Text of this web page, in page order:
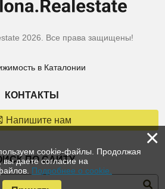
2026. Все права защищены!
в Каталонии
КОНТАКТЫ
Напишите нам
ПО САЙТУ
×
cookie-файлы. Продолжая
вы даете согласие на
Подробнее о cookie.